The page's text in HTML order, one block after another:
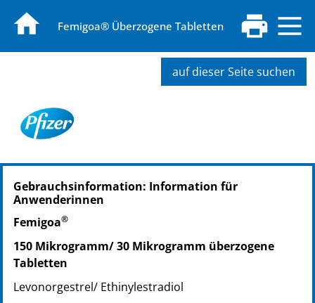
Femigoa® Überzogene Tabletten
auf dieser Seite suchen
PZN: 04653377
PPN: 110465337719
PZN: 04653383
PPN: 110465338382
PZN: 03025489
PPN: 110302548914
Gebrauchsinformation: Information für
Anwenderinnen
Femigoa®
150 Mikrogramm/ 30 Mikrogramm überzogene
Tabletten
Levonorgestrel/ Ethinylestradiol